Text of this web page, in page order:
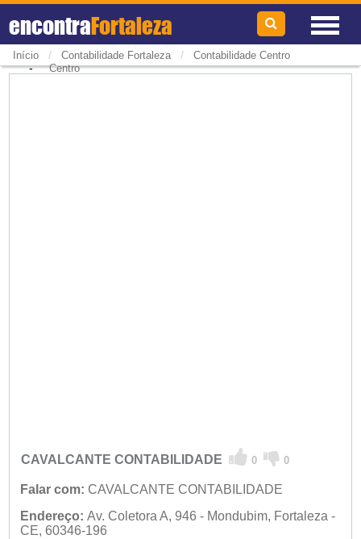
encontraFortaleza
Início / Contabilidade Fortaleza / Contabilidade Centro
-Centro
CAVALCANTE CONTABILIDADE 0 0
Falar com: CAVALCANTE CONTABILIDADE
Endereço: Av. Coletora A, 946 - Mondubim, Fortaleza -
CE, 60346-196